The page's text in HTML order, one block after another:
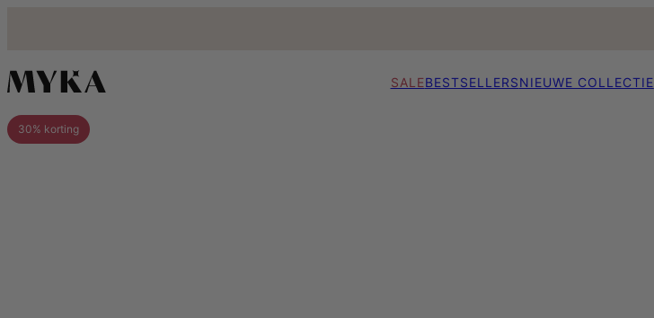
SALEBESTSELLERSNIEUWE COLLECTIE
30% korting